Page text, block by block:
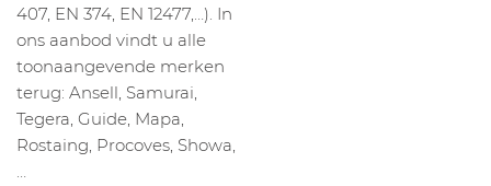
407, EN 374, EN 12477,…). In
ons aanbod vindt u alle
toonaangevende merken
terug: Ansell, Samurai,
Tegera, Guide, Mapa,
Rostaing, Procoves, Showa,
…